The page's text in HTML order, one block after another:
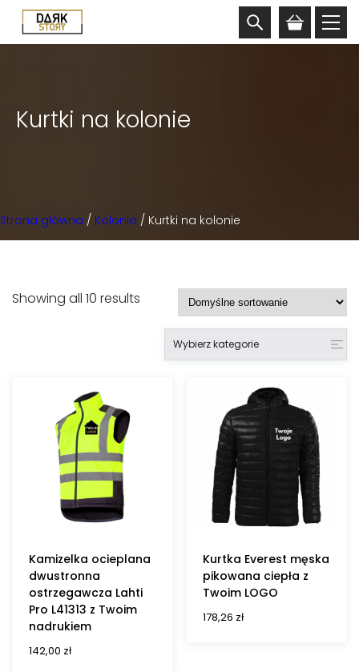
Kurtki na kolonie
Strona główna / Kolonia / Kurtki na kolonie
Showing all 10 results
Wybierz kategorie
Kamizelka ocieplana
dwustronna
ostrzegawcza Lahti
Pro L41313 z Twoim
nadrukiem
142,00 zł
Kurtka Everest męska
pikowana ciepła z
Twoim LOGO
178,26 zł